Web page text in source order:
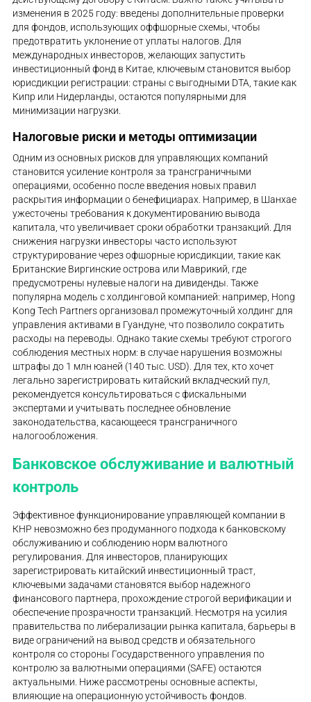
изменения в 2025 году: введены дополнительные проверки
для фондов, использующих оффшорные схемы, чтобы
предотвратить уклонение от уплаты налогов. Для
международных инвесторов, желающих запустить
инвестиционный фонд в Китае, ключевым становится выбор
юрисдикции регистрации: страны с выгодными DTA, такие как
Кипр или Нидерланды, остаются популярными для
минимизации нагрузки.
Налоговые риски и методы оптимизации
Одним из основных рисков для управляющих компаний
становится усиление контроля за трансграничными
операциями, особенно после введения новых правил
раскрытия информации о бенефициарах. Например, в Шанхае
ужесточены требования к документированию вывода
капитала, что увеличивает сроки обработки транзакций. Для
снижения нагрузки инвесторы часто используют
структурирование через офшорные юрисдикции, такие как
Британские Виргинские острова или Маврикий, где
предусмотрены нулевые налоги на дивиденды. Также
популярна модель с холдинговой компанией: например, Hong
Kong Tech Partners организовал промежуточный холдинг для
управления активами в Гуандуне, что позволило сократить
расходы на переводы. Однако такие схемы требуют строгого
соблюдения местных норм: в случае нарушения возможны
штрафы до 1 млн юаней (140 тыс. USD). Для тех, кто хочет
легально зарегистрировать китайский вкладческий пул,
рекомендуется консультироваться с фискальными
экспертами и учитывать последнее обновление
законодательства, касающееся трансграничного
налогообложения.
Банковское обслуживание и валютный
контроль
Эффективное функционирование управляющей компании в
КНР невозможно без продуманного подхода к банковскому
обслуживанию и соблюдению норм валютного
регулирования. Для инвесторов, планирующих
зарегистрировать китайский инвестиционный траст,
ключевыми задачами становятся выбор надежного
финансового партнера, прохождение строгой верификации и
обеспечение прозрачности транзакций. Несмотря на усилия
правительства по либерализации рынка капитала, барьеры в
виде ограничений на вывод средств и обязательного
контроля со стороны Государственного управления по
контролю за валютными операциями (SAFE) остаются
актуальными. Ниже рассмотрены основные аспекты,
влияющие на операционную устойчивость фондов.